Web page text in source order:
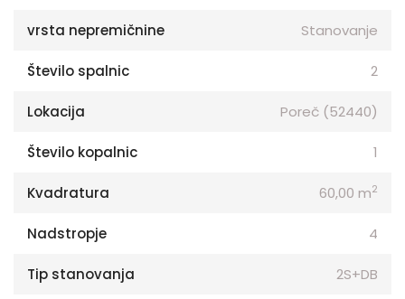
vrsta nepremičnine Stanovanje
Število spalnic 2
Lokacija Poreč (52440)
Število kopalnic 1
Kvadratura 60,00 m2
Nadstropje 4
Tip stanovanja 2S+DB